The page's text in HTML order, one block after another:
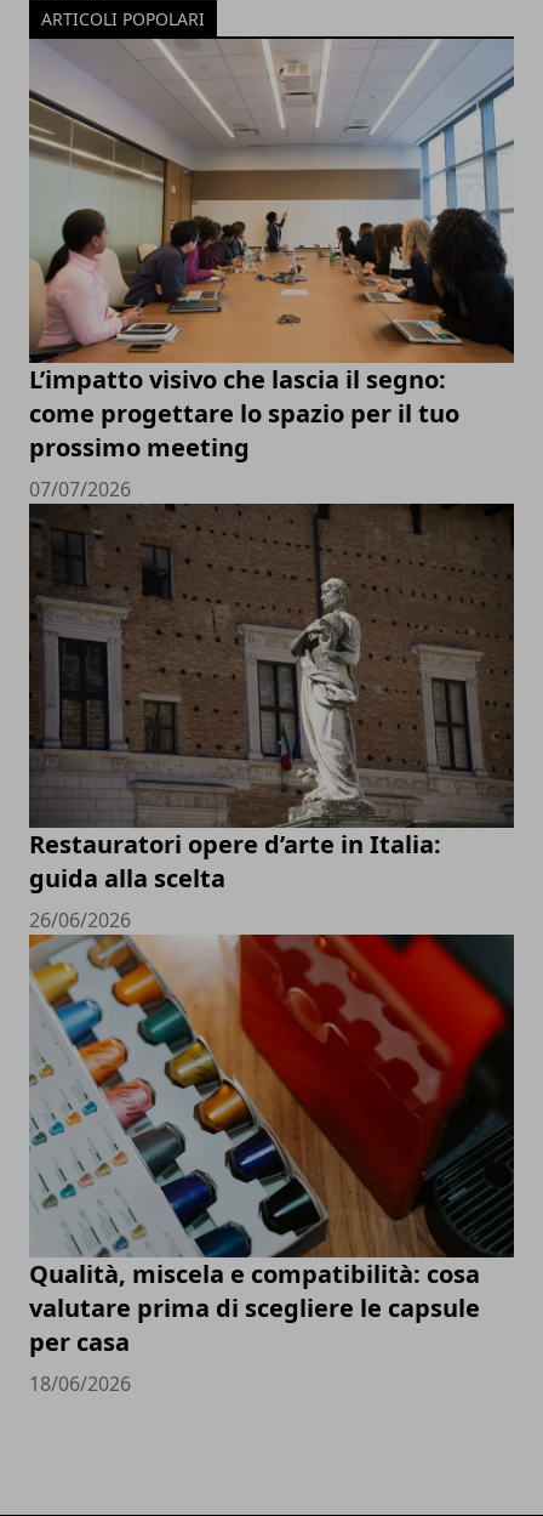
ARTICOLI POPOLARI
L’impatto visivo che lascia il segno:
come progettare lo spazio per il tuo
prossimo meeting
07/07/2026
Restauratori opere d’arte in Italia:
guida alla scelta
26/06/2026
Qualità, miscela e compatibilità: cosa
valutare prima di scegliere le capsule
per casa
18/06/2026